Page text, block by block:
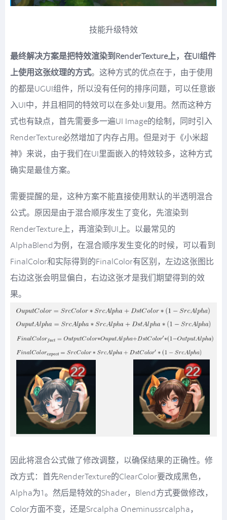
技能升级特效
最终解决方案是把特效渲染到RenderTexture上，在UI组件
上使用这张纹理的方式。这种方式的优点在于，由于使用
的都是UGUI组件，所以没有任何的排序问题，可以任意嵌
入UI中，并且相同的特效可以在多处UI复用。然而这种方
式也有缺点，首先需要多一遍UI Image的绘制，同时引入
RenderTexture必然增加了内存占用。但是对于《小米超
神》来说，由于我们在UI里面嵌入的特效较多，这种方式
确实是最佳方案。
需要提醒的是，这种方案不能直接使用默认的半透明混合
公式。原因是由于混合顺序发生了变化，先渲染到
RenderTexture上，再渲染到UI上。以最常见的
AlphaBlend为例，在混合顺序发生变化的时候，可以看到
FinalColor和实际得到的FinalColor有区别，左边这张图比
右边这张会明显偏白，右边这张才是我们期望得到的效
果。
因此将混合公式做了修改调整，以确保结果的正确性。修
改方式：首先RenderTexture的ClearColor要改成黑色，
Alpha为1。然后是特效的Shader，Blend方式要做修改，
Color方面不变，还是Srcalpha Oneminussrcalpha，